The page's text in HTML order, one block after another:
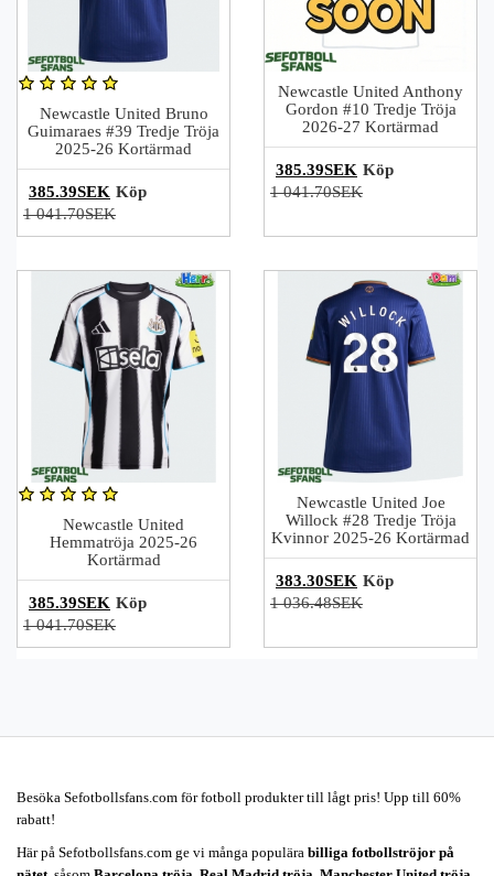
Newcastle United Bruno
Guimaraes #39 Tredje Tröja
2025-26 Kortärmad
385.39SEK
1 041.70SEK
Köp
Newcastle United Anthony
Gordon #10 Tredje Tröja
2026-27 Kortärmad
385.39SEK
1 041.70SEK
Köp
Newcastle United
Hemmatröja 2025-26
Kortärmad
385.39SEK
1 041.70SEK
Köp
Newcastle United Joe
Willock #28 Tredje Tröja
Kvinnor 2025-26 Kortärmad
383.30SEK
1 036.48SEK
Köp
Besöka Sefotbollsfans.com för fotboll produkter till lågt pris! Upp till 60%
rabatt!
Här på Sefotbollsfans.com ge vi många populära billiga fotbollströjor på